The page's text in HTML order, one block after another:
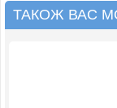
ТАКОЖ ВАС